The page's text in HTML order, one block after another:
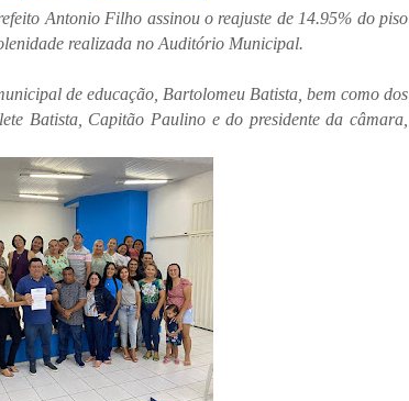
Antonio Filho assinou o reajuste de 14.95% do piso
realizada no Auditório Municipal.
de educação, Bartolomeu Batista, bem como dos
Batista, Capitão Paulino e do presidente da câmara,